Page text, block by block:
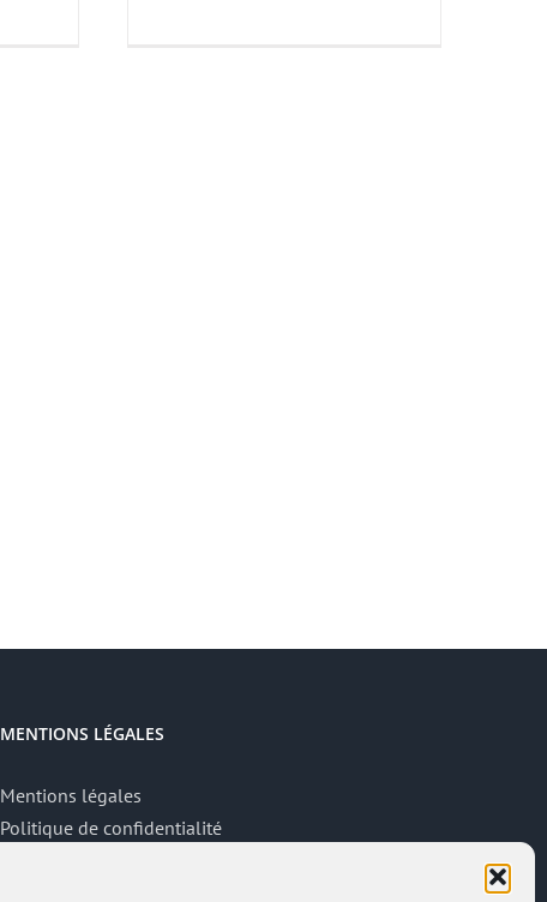
MENTIONS LÉGALES
Mentions légales
Politique de confidentialité